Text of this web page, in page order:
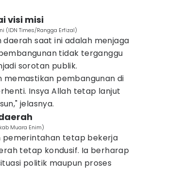
visi misi
(IDN Times/Rangga Erfizal)
saat ini adalah menjaga
tidak terganggu
sorotan publik.
memastikan pembangunan di
Insya Allah tetap lanjut
jelasnya.
Muara Enim)
pemerintahan tetap bekerja
tetap kondusif. Ia berharap
politik maupun proses